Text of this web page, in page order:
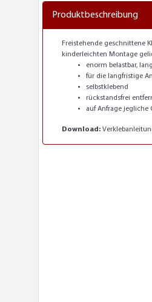
Produktbeschreibung
Freistehende geschnittene
kinderleichten Montage
enorm belastbar,
für die langfristige
selbstklebend
rückstandsfrei
auf Anfrage jegliche
Download: